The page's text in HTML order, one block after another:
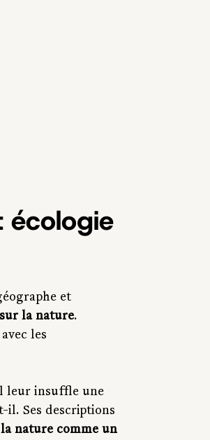
écologie
et
la nature.
les
leur insuffle une
il. Ses descriptions
la nature comme un